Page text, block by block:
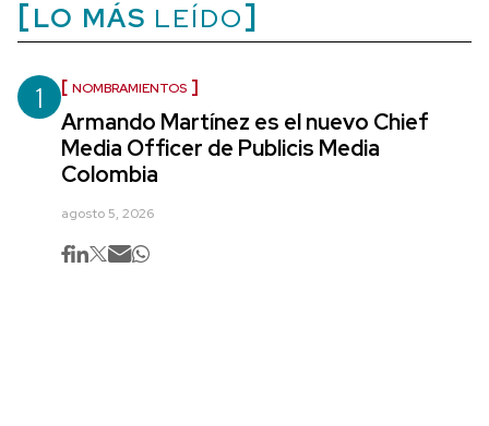
LO MÁS LEÍDO
1 NOMBRAMIENTOS
Armando Martínez es el nuevo Chief
Media Officer de Publicis Media
Colombia
agosto 5, 2026